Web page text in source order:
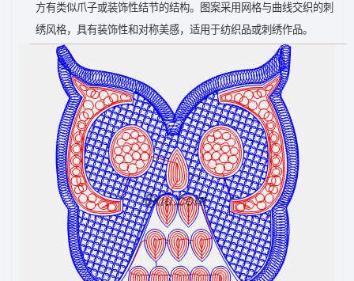
方有类似爪子或装饰性结节的结构。图案采用网格与曲线交织的刺
绣风格，具有装饰性和对称美感，适用于纺织品或刺绣作品。